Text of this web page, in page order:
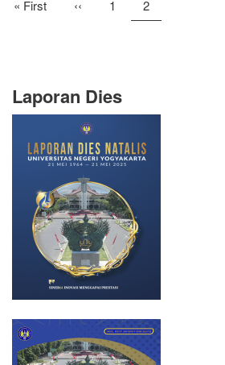
First
« First Previous
‹‹ Page
1 Current
page
2
Laporan Dies